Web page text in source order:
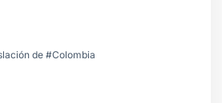
de #Colombia